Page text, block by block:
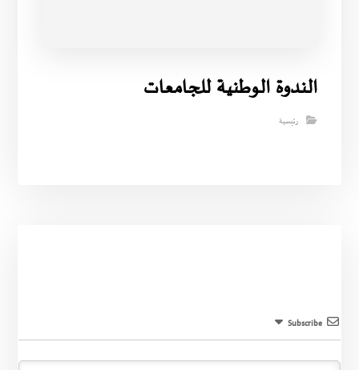
الندوة الوطنية للجامعات
رئيسية
Subscribe